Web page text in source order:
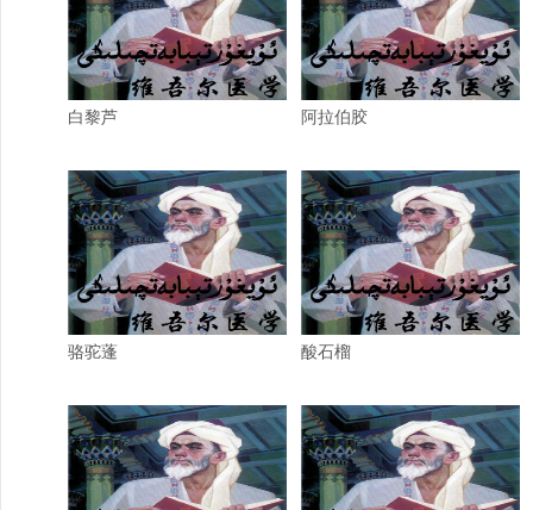
白黎芦 阿拉伯胶
骆驼蓬 酸石榴